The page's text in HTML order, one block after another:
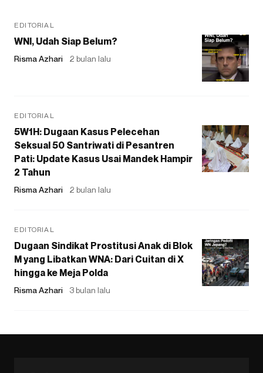
EDITORIAL
WNI, Udah Siap Belum?
Risma Azhari 2 bulan lalu
EDITORIAL
5W1H: Dugaan Kasus Pelecehan
Seksual 50 Santriwati di Pesantren
Pati: Update Kasus Usai Mandek Hampir
2 Tahun
Risma Azhari 2 bulan lalu
EDITORIAL
Dugaan Sindikat Prostitusi Anak di Blok
M yang Libatkan WNA: Dari Cuitan di X
hingga ke Meja Polda
Risma Azhari 3 bulan lalu